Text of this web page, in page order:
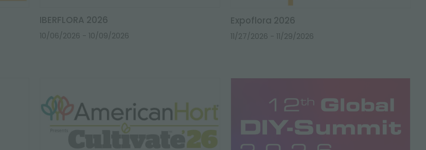
IBERFLORA 2026
10/06/2026 - 10/09/2026
Expoflora 2026
11/27/2026 - 11/29/2026